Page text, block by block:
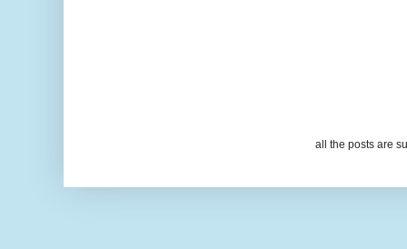
all the posts are